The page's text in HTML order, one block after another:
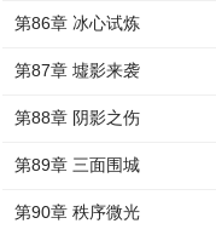
第86章 冰心试炼
第87章 墟影来袭
第88章 阴影之伤
第89章 三面围城
第90章 秩序微光